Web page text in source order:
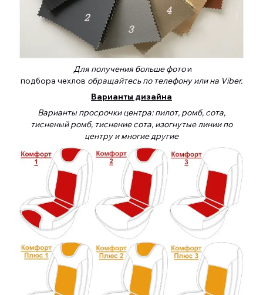
Для получения больше фотои
подбора чехлов обращайтесь по телефону или на Viber.
Варианты дизайна
Варианты просрочки центра: пилот, ромб, сота,
тисненый ромб, тиснение сота, изогнутые линии по
центру и многие другие